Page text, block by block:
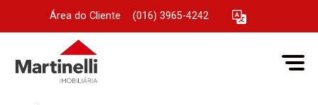
Área do Cliente (016) 3965-4242